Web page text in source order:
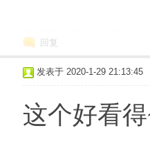
回复
发表于 2020-1-29 21:13:45
这个好看